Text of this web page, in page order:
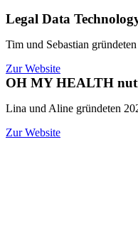
Legal Data
Tim und Sebastian
Zur Website
OH MY HEALTH
Lina und Aline gründeten
Zur Website